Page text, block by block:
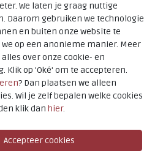
tan-black
We laten je graag nuttige
Daarom gebruiken we technologie
en buiten onze website te
we op een anonieme manier. Meer
alles over onze cookie- en
Klik op 'Oké' om te accepteren.
? Dan plaatsen we alleen
Wil je zelf bepalen welke cookies
klik dan hier.